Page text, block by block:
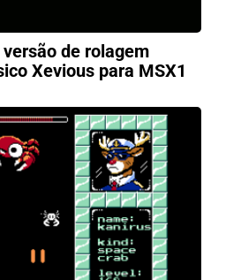
de rolagem
Xevious para MSX1